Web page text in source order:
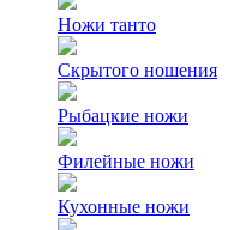
Ножи танто
Скрытого ношения
Рыбацкие ножи
Филейные ножи
Кухонные ножи